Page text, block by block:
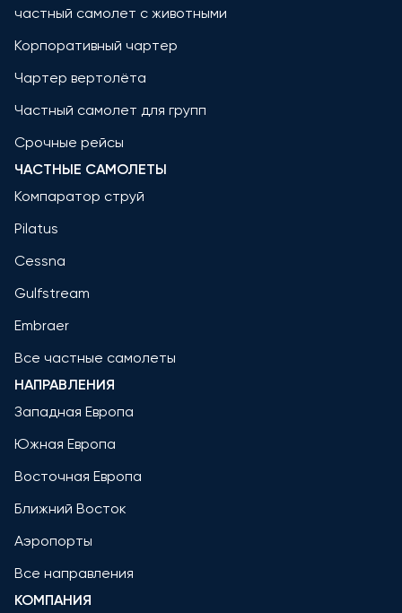
частный самолет с животными
Корпоративный чартер
Чартер вертолёта
Частный самолет для групп
Срочные рейсы
ЧАСТНЫЕ САМОЛЕТЫ
Компаратор струй
Pilatus
Cessna
Gulfstream
Embraer
Все частные самолеты
НАПРАВЛЕНИЯ
Западная Европа
Южная Европа
Восточная Европа
Ближний Восток
Аэропорты
Все направления
КОМПАНИЯ